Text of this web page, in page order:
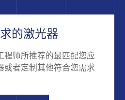
的激光器
程师所推荐的最匹配您应
或者定制其他符合您需求